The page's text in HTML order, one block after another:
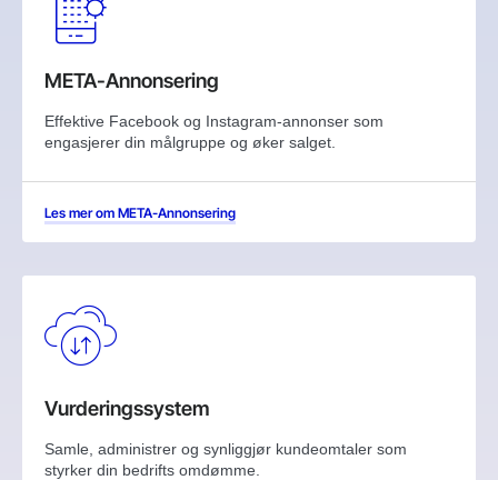
META-Annonsering
Effektive Facebook og Instagram-annonser som
engasjerer din målgruppe og øker salget.
Les mer om META-Annonsering
Vurderingssystem
Samle, administrer og synliggjør kundeomtaler som
styrker din bedrifts omdømme.